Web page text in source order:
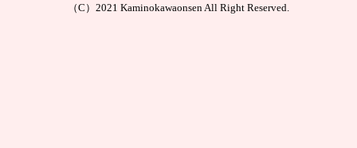
（C）2021 Kaminokawaonsen All Right Reserved.